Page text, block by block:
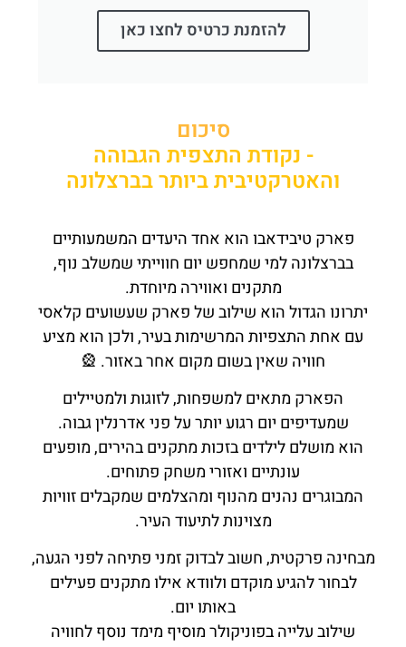
להזמנת כרטיס לחצו כאן
סיכום
- נקודת התצפית הגבוהה
והאטרקטיבית ביותר בברצלונה
פארק טיבידאבו הוא אחד היעדים המשמעותיים
בברצלונה למי שמחפש יום חווייתי שמשלב נוף,
מתקנים ואווירה מיוחדת.
יתרונו הגדול הוא שילוב של פארק שעשועים קלאסי
עם אחת התצפיות המרשימות בעיר, ולכן הוא מציע
חוויה שאין בשום מקום אחר באזור. 🎡
הפארק מתאים למשפחות, לזוגות ולמטיילים
שמעדיפים יום רגוע יותר על פני אדרנלין גבוה.
הוא מושלם לילדים בזכות מתקנים בהירים, מופעים
עונתיים ואזורי משחק פתוחים.
המבוגרים נהנים מהנוף ומהצלמים שמקבלים זוויות
מצוינות לתיעוד העיר.
מבחינה פרקטית, חשוב לבדוק זמני פתיחה לפני הגעה,
לבחור להגיע מוקדם ולוודא אילו מתקנים פעילים
באותו יום.
שילוב עלייה בפוניקולר מוסיף מימד נוסף לחוויה